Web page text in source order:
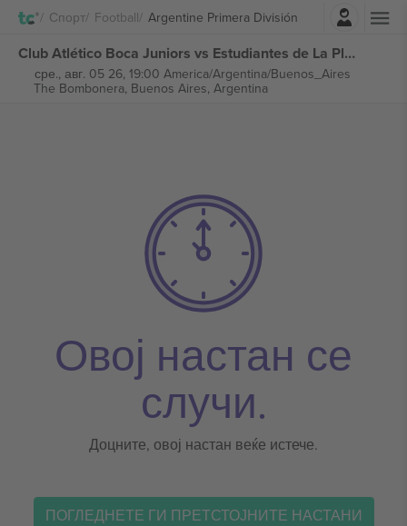
Спорт Football Argentine Primera División
Најави се
Club Atlético Boca Juniors vs Estudiantes de La Plata Argentine Primera División билети
сре., авг. 05 26, 19:00 America/Argentina/Buenos_Aires
The Bombonera, Buenos Aires, Argentina
Овој настан се
случи.
Доцните, овој настан веќе истече.
ПОГЛЕДНЕТЕ ГИ ПРЕТСТОЈНИТЕ НАСТАНИ